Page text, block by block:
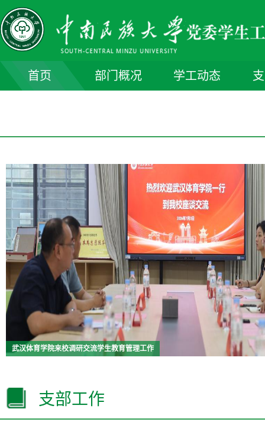
首页 部门概况
机构人员
学工动态
武汉体育学院来校调研交流学生教育管理工作
支部工作